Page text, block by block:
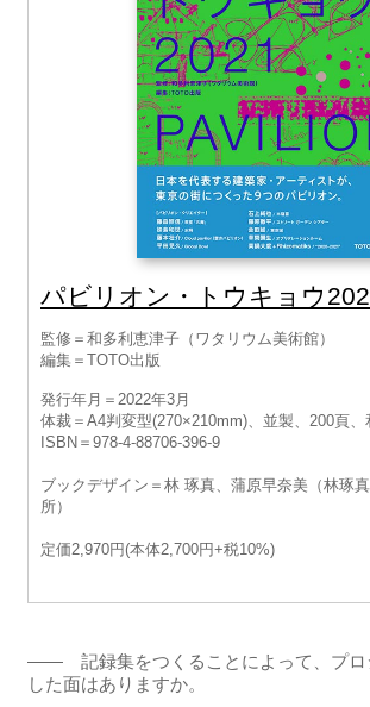
パビリオン・トウキョウ
監修＝和多利恵津子（ワタリウム美術館）
編集＝TOTO出版
発行年月＝2022年3月
体裁＝A4判変型(270×210mm)、並製、200頁、
ISBN＝978-4-88706-396-9
ブックデザイン＝林 琢真、蒲原早奈美（林琢
所）
定価2,970円(本体2,700円+税10%)
―― 記録集をつくることによって、プロ
した面はありますか。